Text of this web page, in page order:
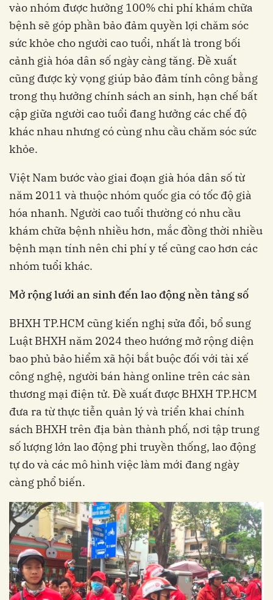
vào nhóm được hưởng 100% chi phí khám chữa
bệnh sẽ góp phần bảo đảm quyền lợi chăm sóc
sức khỏe cho người cao tuổi, nhất là trong bối
cảnh già hóa dân số ngày càng tăng. Đề xuất
cũng được kỳ vọng giúp bảo đảm tính công bằng
trong thụ hưởng chính sách an sinh, hạn chế bất
cập giữa người cao tuổi đang hưởng các chế độ
khác nhau nhưng có cùng nhu cầu chăm sóc sức
khỏe.
Việt Nam bước vào giai đoạn già hóa dân số từ
năm 2011 và thuộc nhóm quốc gia có tốc độ già
hóa nhanh. Người cao tuổi thường có nhu cầu
khám chữa bệnh nhiều hơn, mắc đồng thời nhiều
bệnh mạn tính nên chi phí y tế cũng cao hơn các
nhóm tuổi khác.
Mở rộng lưới an sinh đến lao động nền tảng số
BHXH TP.HCM cũng kiến nghị sửa đổi, bổ sung
Luật BHXH năm 2024 theo hướng mở rộng diện
bao phủ bảo hiểm xã hội bắt buộc đối với tài xế
công nghệ, người bán hàng online trên các sàn
thương mại điện tử. Đề xuất được BHXH TP.HCM
đưa ra từ thực tiễn quản lý và triển khai chính
sách BHXH trên địa bàn thành phố, nơi tập trung
số lượng lớn lao động phi truyền thống, lao động
tự do và các mô hình việc làm mới đang ngày
càng phổ biến.